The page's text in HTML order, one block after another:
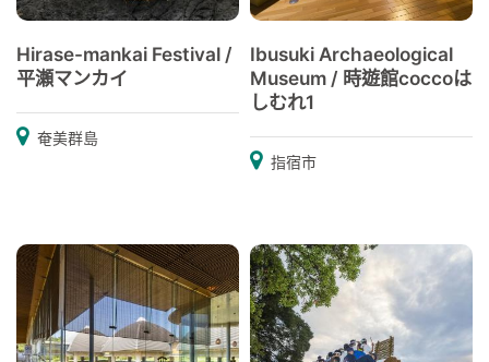
Hirase-mankai Festival /
平瀬マンカイ
奄美群島
Ibusuki Archaeological
Museum / 時遊館coccoは
しむれ1
指宿市